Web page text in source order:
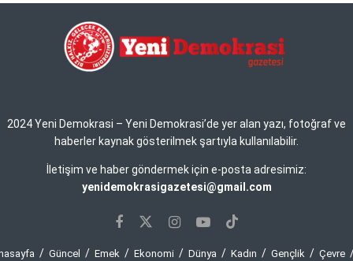
2024 Yeni Demokrasi – Yeni Demokrasi’de yer alan yazı, fotoğraf ve
haberler kaynak gösterilmek şartıyla kullanılabilir.
İletişim ve haber göndermek için e-posta adresimiz:
yenidemokrasigazetesi@gmail.com
Güncel Emek Ekonomi Dünya Kadın Gençlik
Çevre